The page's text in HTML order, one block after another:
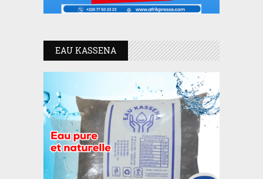
EAU KASSENA